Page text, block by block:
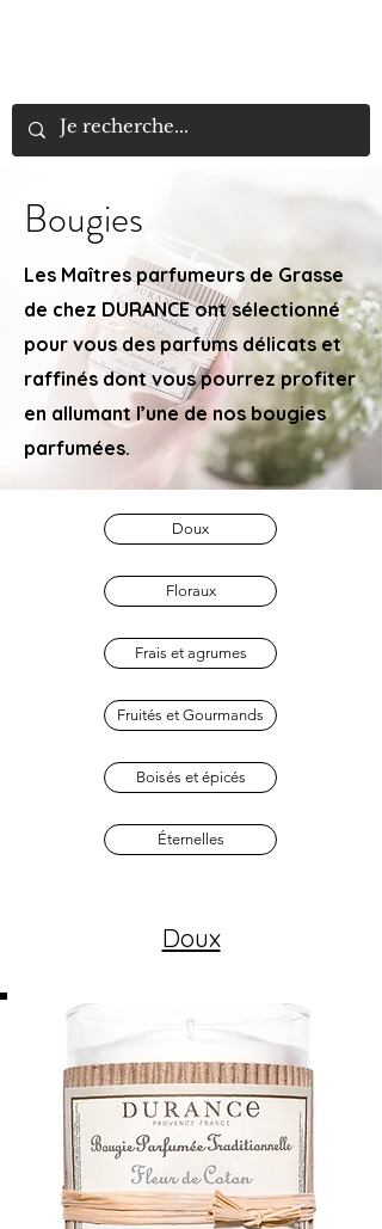
Bougies
Les Maîtres parfumeurs de Grasse
de chez DURANCE ont sélectionné
pour vous des parfums délicats et
raffinés dont vous pourrez profiter
en allumant l’une de nos bougies
parfumées.
Doux
Floraux
Frais et agrumes
Fruités et Gourmands
Boisés et épicés
Éternelles
Doux